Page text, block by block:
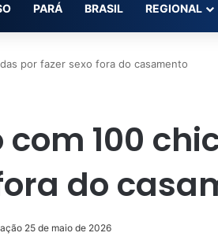
PARÁ BRASIL REGIONAL
por fazer sexo fora do casamento
100
do
25 de maio de 2026